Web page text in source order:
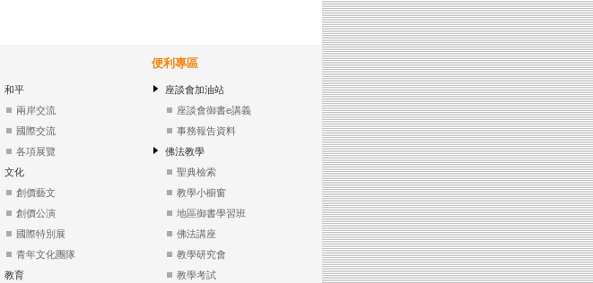
和平
兩岸交流
國際交流
各項展覽
文化
創價藝文
創價公演
國際特別展
青年文化團隊
教育
便利專區
座談會加油站
座談會御書e講義
事務報告資料
佛法教學
聖典檢索
教學小櫥窗
地區御書學習班
佛法講座
教學研究會
教學考試